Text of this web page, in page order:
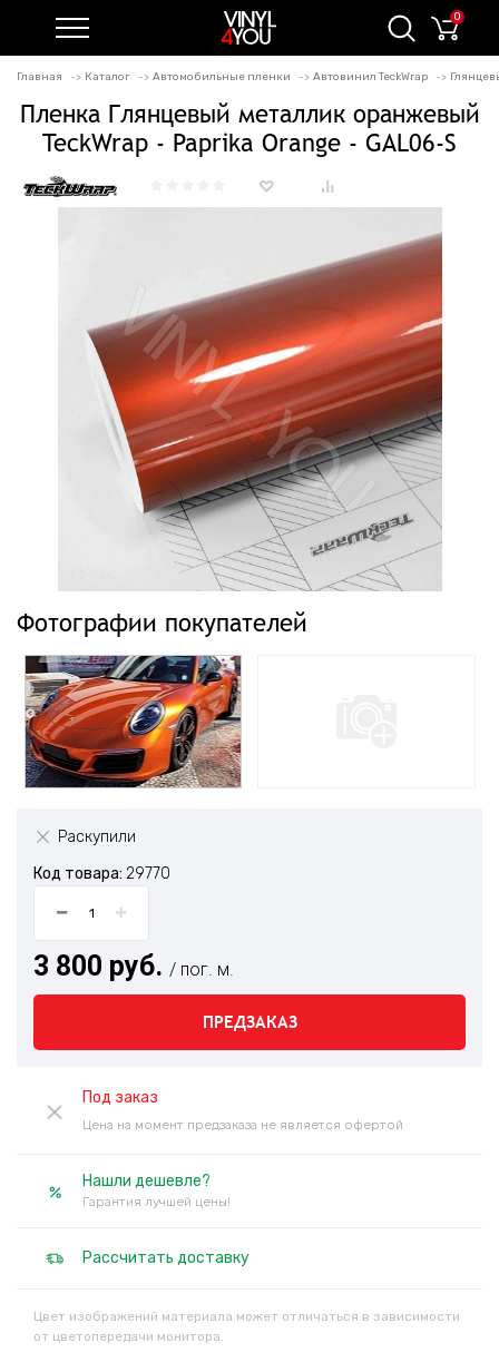
0
Главная Каталог Автомобильные пленки Автовинил TeckWrap
Пленка Глянцевый металлик оранжевый
TeckWrap - Paprika Orange - GAL06-S
Фотографии покупателей
Раскупили
Код товара: 29770
3 800 руб. / пог. м.
ПРЕДЗАКАЗ
Под заказ
Цена на момент предзаказа не является офертой
Нашли дешевле?
Гарантия лучшей цены!
Рассчитать доставку
Цвет изображений материала может отличаться в зависимости
от цветопередачи монитора.